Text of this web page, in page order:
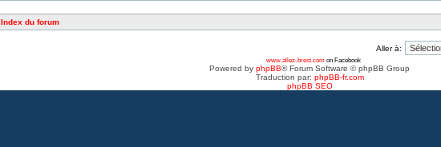
Index du forum
Aller à:
www.allez-brest.com on Facebook
Powered by phpBB® Forum Software © phpBB Group
Traduction par: phpBB-fr.com
phpBB SEO